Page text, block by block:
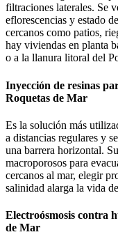
filtraciones laterales. Se
eflorescencias y estado
cercanos como patios,
hay viviendas en planta
o a la llanura litoral del
Inyección de resinas
Roquetas de Mar
Es la solución más
a distancias regulares y
una barrera horizontal.
macroporosos para
cercanos al mar, elegir
salinidad alarga la vida
Electroósmosis contra
de Mar